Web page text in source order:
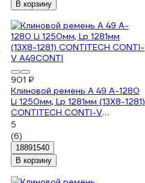
В корзину
901 ₽
Клиновой ремень A 49 A-1280
Li 1250мм, Lp 1281мм (13X8-1281)
CONTITECH CONTI-V
A49CONTI
5
(6)
18891540
В корзину